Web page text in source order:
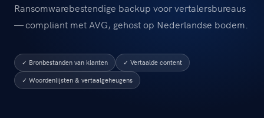
Ransomwarebestendige backup voor vertalersbureaus
— compliant met AVG, gehost op Nederlandse bodem.
✓ Bronbestanden van klanten
✓ Vertaalde content
✓ Woordenlijsten & vertaalgeheugens